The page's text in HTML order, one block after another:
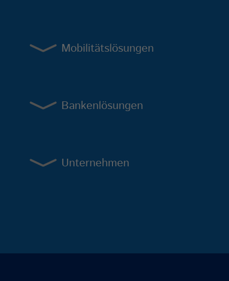
Mobilitätslösungen
Bankenlösungen
Unternehmen